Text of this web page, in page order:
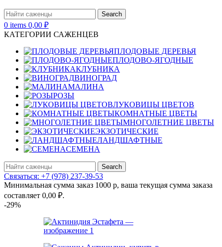
Search
0 items 0,00 ₽
КАТЕГОРИИ САЖЕНЦЕВ
ПЛОДОВЫЕ ДЕРЕВЬЯ
ПЛОДОВО-ЯГОДНЫЕ
КЛУБНИКА
ВИНОГРАД
МАЛИНА
РОЗЫ
ЛУКОВИЦЫ ЦВЕТОВ
КОМНАТНЫЕ ЦВЕТЫ
МНОГОЛЕТНИЕ ЦВЕТЫ
ЭКЗОТИЧЕСКИЕ
ЛАНДШАФТНЫЕ
СЕМЕНА
Search
Связаться: +7 (978) 237-39-53
Минимальная сумма заказ 1000 р, ваша текущая сумма заказа
составляет 0,00 ₽.
-29%